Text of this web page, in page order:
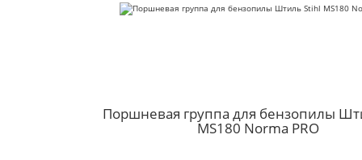
Поршневая группа для бензопилы
MS180 Norma PRO